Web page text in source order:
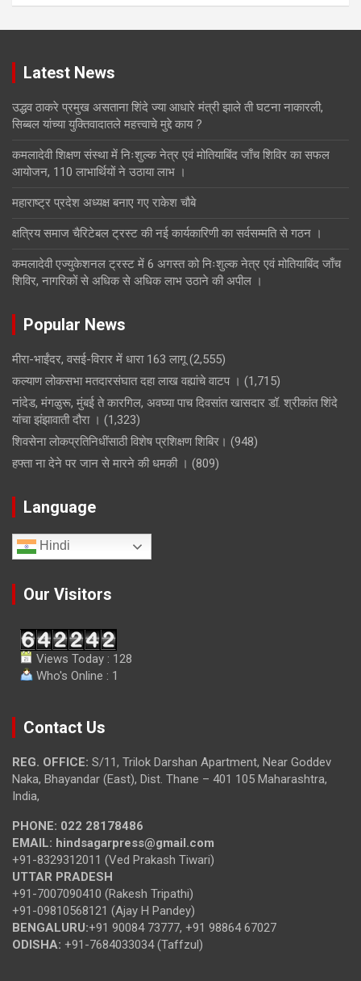
Latest News
उद्धव ठाकरे प्रमुख असताना शिंदे ज्या आधारे मंत्री झाले ती घटना नाकारली,
सिब्बल यांच्या युक्तिवादातले महत्त्वाचे मुद्दे काय ?
कमलादेवी शिक्षण संस्था में निःशुल्क नेत्र एवं मोतियाबिंद जाँच शिविर का सफल
आयोजन, 110 लाभार्थियों ने उठाया लाभ ।
महाराष्ट्र प्रदेश अध्यक्ष बनाए गए राकेश चौबे
क्षत्रिय समाज चैरिटेबल ट्रस्ट की नई कार्यकारिणी का सर्वसम्मति से गठन ।
कमलादेवी एज्युकेशनल ट्रस्ट में 6 अगस्त को निःशुल्क नेत्र एवं मोतियाबिंद जाँच
शिविर, नागरिकों से अधिक से अधिक लाभ उठाने की अपील ।
Popular News
मीरा-भाईंदर, वसई-विरार में धारा 163 लागू (2,555)
कल्याण लोकसभा मतदारसंघात दहा लाख वह्यांचे वाटप । (1,715)
नांदेड, मंगळुरू, मुंबई ते कारगिल, अवघ्या पाच दिवसांत खासदार डॉ. श्रीकांत शिंदे
यांचा झंझावाती दौरा । (1,323)
शिवसेना लोकप्रतिनिधींसाठी विशेष प्रशिक्षण शिबिर। (948)
हफ्ता ना देने पर जान से मारने की धमकी । (809)
Language
Hindi
Our Visitors
Views Today : 128
Who's Online : 1
Contact Us
REG. OFFICE: S/11, Trilok Darshan Apartment, Near Goddev
Naka, Bhayandar (East), Dist. Thane – 401 105 Maharashtra,
India,
PHONE: 022 28178486
EMAIL: hindsagarpress@gmail.com
+91-8329312011 (Ved Prakash Tiwari)
UTTAR PRADESH
+91-7007090410 (Rakesh Tripathi)
+91-09810568121 (Ajay H Pandey)
BENGALURU:+91 90084 73777, +91 98864 67027
ODISHA: +91-7684033034 (Taffzul)